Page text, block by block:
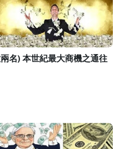
名) 本世紀最大商機之通往